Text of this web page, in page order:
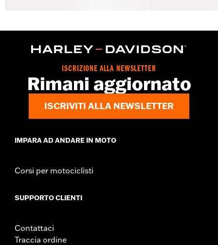
ISCRIZIONE ALLA NEWSLETTER
Rimani aggiornato
ISCRIVITI ALLA NEWSLETTER
IMPARA AD ANDARE IN MOTO
Corsi per motociclisti
SUPPORTO CLIENTI
Contattaci
Traccia ordine